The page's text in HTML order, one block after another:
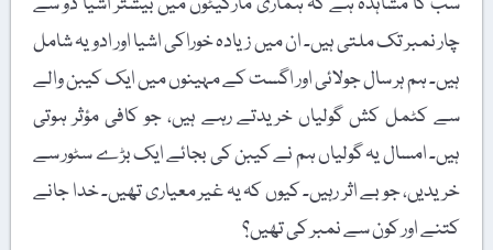
چار نمبر تک ملتی ہیں۔ ان میں زیادہ خوراکی اشیا اور ادویہ شامل
ہیں۔ ہم ہر سال جولائی اور اگست کے مہینوں میں ایک کیبن والے
سے کٹمل کش گولیاں خریدتے رہے ہیں، جو کافی مؤثر ہوتی
ہیں۔ امسال یہ گولیاں ہم نے کیبن کی بجائے ایک بڑے سٹور سے
خریدیں، جو بے اثر رہیں۔ کیوں کہ یہ غیر معیاری تھیں۔ خدا جانے
کتنے اور کون سے نمبر کی تھیں؟